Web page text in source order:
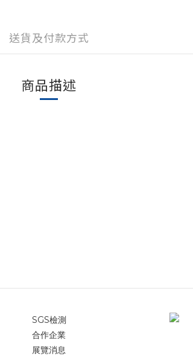
送貨及付款方式
商品描述
SGS檢測
合作企業
展覽消息